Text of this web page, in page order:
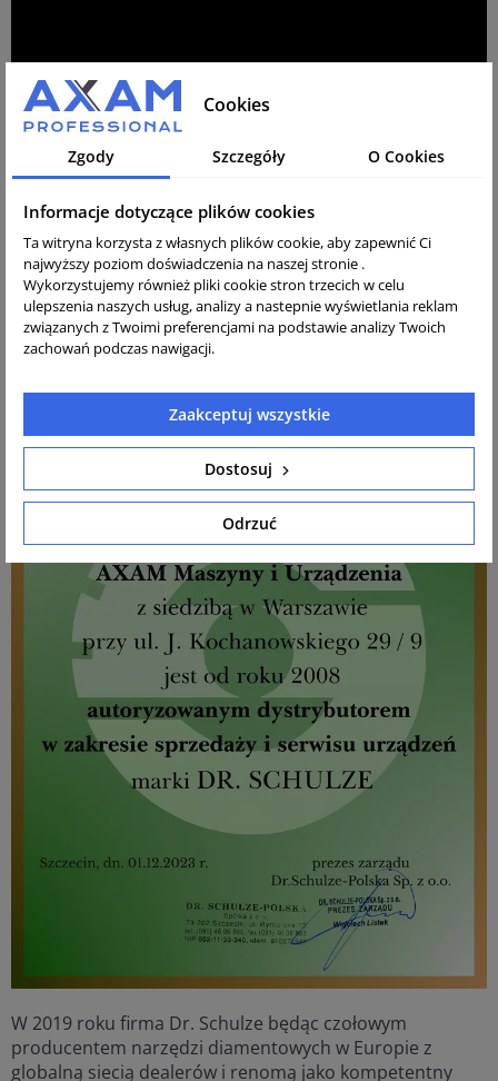
Autoryzowany sprzedawca DR.
SCHULZE
W 2019 roku firma Dr. Schulze będąc czołowym
producentem narzędzi diamentowych w Europie z
globalną siecią dealerów i renomą jako kompetentny
Cookies
Zgody Szczegóły O Cookies
Informacje dotyczące plików cookies
Ta witryna korzysta z własnych plików cookie, aby zapewnić Ci
najwyższy poziom doświadczenia na naszej stronie .
Wykorzystujemy również pliki cookie stron trzecich w celu
ulepszenia naszych usług, analizy a nastepnie wyświetlania reklam
związanych z Twoimi preferencjami na podstawie analizy Twoich
zachowań podczas nawigacji.
Odrzuć
Dostosuj
Zaakceptuj wszystkie